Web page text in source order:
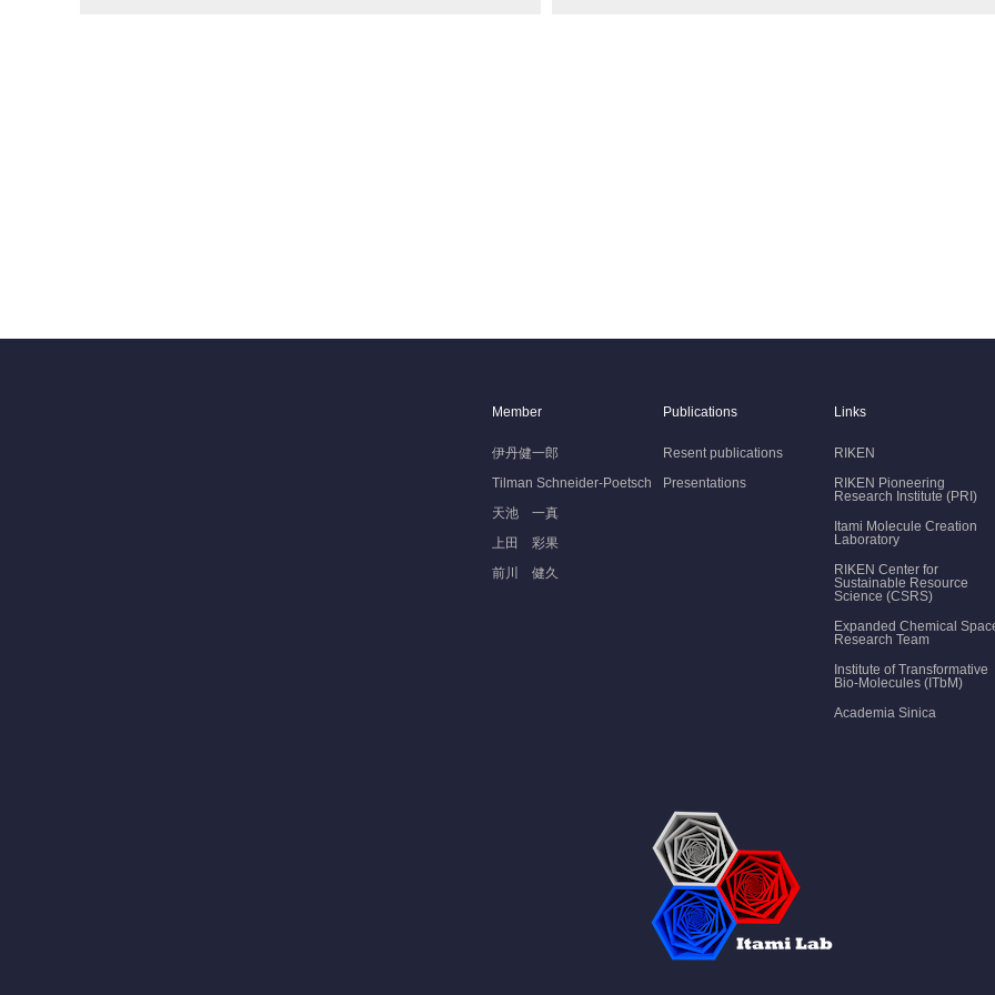
Member
伊丹健一郎
Tilman Schneider-Poetsch
天池 一真
上田 彩果
前川 健久
Publications
Resent publications
Presentations
Links
RIKEN
RIKEN Pioneering
Research Institute (PRI)
Itami Molecule Creation
Laboratory
RIKEN Center for
Sustainable Resource
Science (CSRS)
Expanded Chemical
Research Team
Institute of Transformative
Bio-Molecules (ITbM)
Academia Sinica